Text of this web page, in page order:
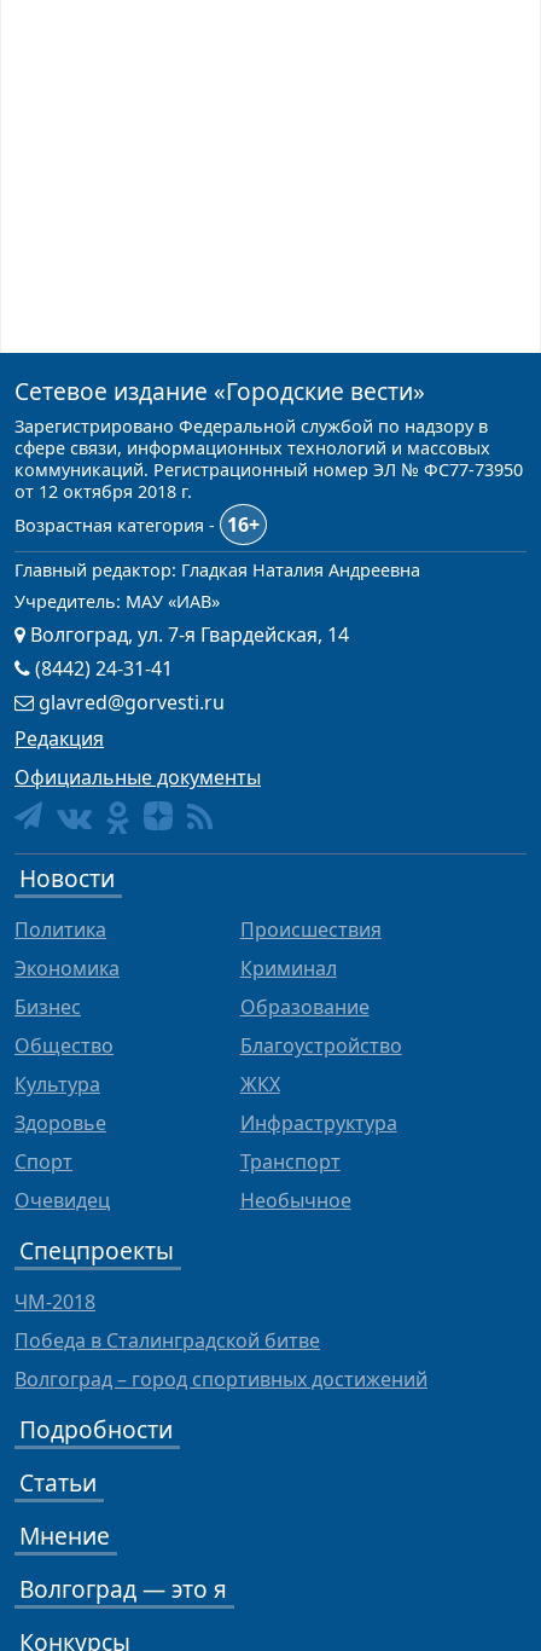
Сетевое издание «Городские вести»
Зарегистрировано Федеральной службой по надзору в
сфере связи, информационных технологий и массовых
коммуникаций. Регистрационный номер ЭЛ № ФС77-73950
от 12 октября 2018 г.
Возрастная категория -
16+
Главный редактор: Гладкая Наталия Андреевна
Учредитель: МАУ «ИАВ»
Волгоград, ул. 7-я Гвардейская, 14
(8442) 24-31-41
glavred@gorvesti.ru
Редакция
Официальные документы
Новости
Политика
Экономика
Бизнес
Общество
Культура
Здоровье
Спорт
Очевидец
Происшествия
Криминал
Образование
Благоустройство
ЖКХ
Инфраструктура
Транспорт
Необычное
Спецпроекты
ЧМ-2018
Победа в Сталинградской битве
Волгоград – город спортивных достижений
Подробности
Статьи
Мнение
Волгоград — это я
Конкурсы